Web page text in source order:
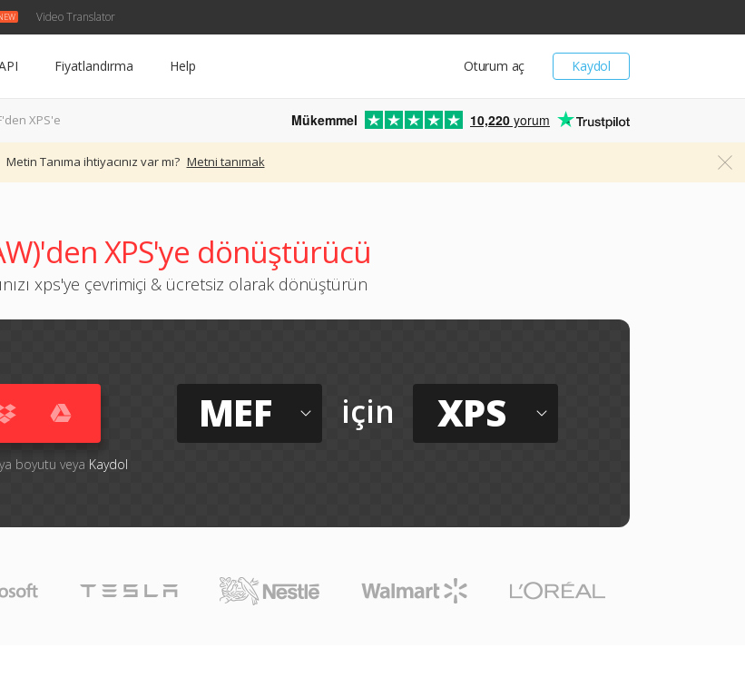
Video Translator
Kaydol
Oturum aç
Fiyatlandırma Help
XPS'e Mükemmel 10,220 yorum
Metin Tanıma ihtiyacınız var mı? Metni tanımak
XPS'ye dönüştürücü
xps'ye çevrimiçi & ücretsiz olarak dönüştürün
boyutu veya Kaydol
MEF için XPS